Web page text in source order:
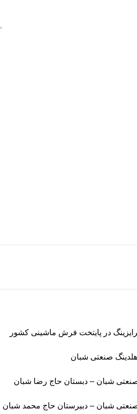
در پایتخت فرش ماشینی کشور
شبان – دبستان حاج رضا شبان
شبان – دبیرستان حاج محمد شبان